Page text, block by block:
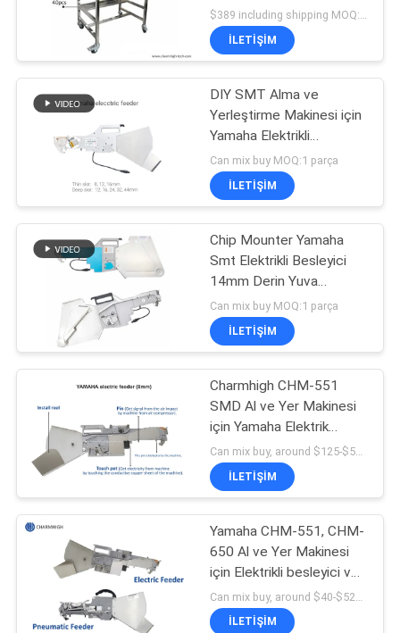
SITE
HARITASI
GIZLILIK
POLITIKASI
SMT Yeniden Akış
Fırını
34
SMT Besleyici
21
Küçük SMT
Makinesi
21
SMD Alma ve
19
Alüminyum Alaşımlı SS
Matieral
$389 including shipping MOQ:1pcs
İLETIŞIM
DIY SMT Alma ve
Yerleştirme Makinesi için
Yamaha Elektrikli
Besleyici 8mm 12mm
16mm
Can mix buy MOQ:1 parça
İLETIŞIM
Chip Mounter Yamaha
Smt Elektrikli Besleyici
14mm Derin Yuva
12/16/24/32/44mm
Can mix buy MOQ:1 parça
İLETIŞIM
Charmhigh CHM-551
SMD Al ve Yer Makinesi
için Yamaha Elektrik
besleyicisi
İLETIŞIM
Yamaha CHM-551, CHM-
650 Al ve Yer Makinesi
için Elektrikli besleyici ve
Pnömatik Besleyici
İLETIŞIM